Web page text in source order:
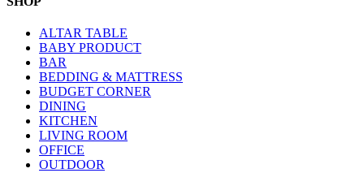
ALTAR TABLE
BABY PRODUCT
BAR
BEDDING & MATTRESS
BUDGET CORNER
DINING
KITCHEN
LIVING ROOM
OFFICE
OUTDOOR